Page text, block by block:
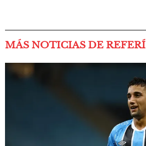
MÁS NOTICIAS DE REFERÍ